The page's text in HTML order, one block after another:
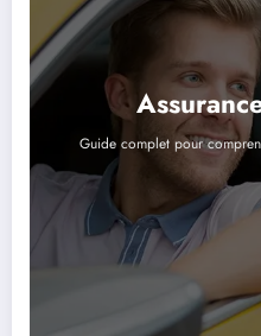
Guide complet pour